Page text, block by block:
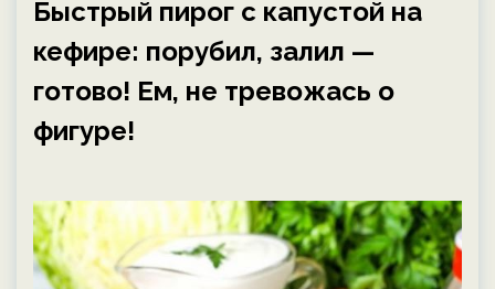
Быстрый пирог с капустой на
кефире: порубил, залил —
готово! Ем, не тревожась о
фигуре!